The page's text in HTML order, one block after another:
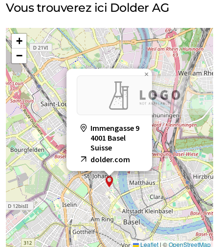
Vous trouverez ici Dolder AG
Immengasse 9
4001 Basel
Suisse
dolder.com
×
+
−
Leaflet|©OpenStreetMap